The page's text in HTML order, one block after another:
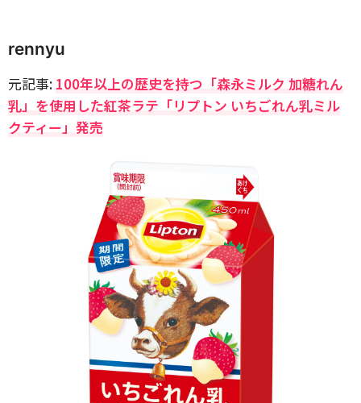
rennyu
元記事: 100年以上の歴史を持つ「森永ミルク 加糖れん
乳」を使用した紅茶ラテ「リプトン いちごれん乳ミル
クティー」発売